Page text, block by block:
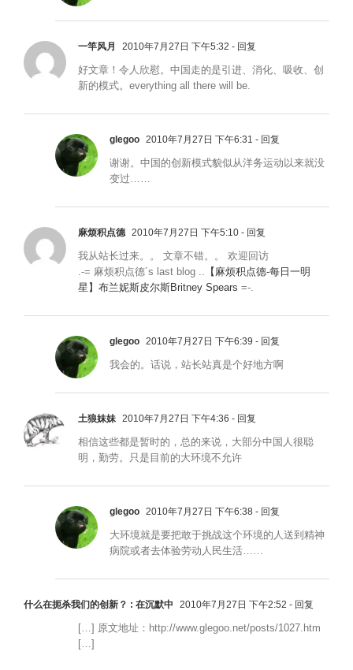
一竿风月 2010年7月27日 下午5:32 - 回复
好文章！令人欣慰。中国走的是引进、消化、吸收、创
新的模式。everything all there will be.
glegoo 2010年7月27日 下午6:31 - 回复
谢谢。中国的创新模式貌似从洋务运动以来就没
变过……
麻烦积点德 2010年7月27日 下午5:10 - 回复
我从站长过来。。 文章不错。。 欢迎回访
.-= 麻烦积点德´s last blog ..
【麻烦积点德-每日一明
星】布兰妮斯皮尔斯Britney Spears =-.
glegoo 2010年7月27日 下午6:39 - 回复
我会的。话说，站长站真是个好地方啊
土狼妹妹 2010年7月27日 下午4:36 - 回复
相信这些都是暂时的，总的来说，大部分中国人很聪
明，勤劳。只是目前的大环境不允许
glegoo 2010年7月27日 下午6:38 - 回复
大环境就是要把敢于挑战这个环境的人送到精神
病院或者去体验劳动人民生活……
什么在扼杀我们的创新？ : 在沉默中 2010年7月27日 下午2:52 - 回复
[…] 原文地址：http://www.glegoo.net/posts/1027.htm
[…]